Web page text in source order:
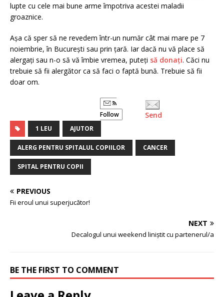
lupte cu cele mai bune arme împotriva acestei maladii
groaznice.
Așa că sper să ne revedem într-un număr cât mai mare pe 7
noiembrie, în București sau prin țară. Iar dacă nu vă place să
alergați sau n-o să vă îmbie vremea, puteți să donați. Căci nu
trebuie să fii alergător ca să faci o faptă bună. Trebuie să fii
doar om.
Follow Send
1 LEU AJUTOR
ALERG PENTRU SPITALUL COPIILOR CANCER
SPITAL PENTRU COPII
PREVIOUS
Fii eroul unui superjucător!
NEXT
Decalogul unui weekend liniștit cu partenerul/a
BE THE FIRST TO COMMENT